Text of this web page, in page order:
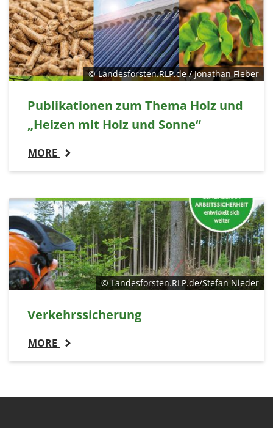
© Landesforsten.RLP.de / Jonathan Fieber
Publikationen zum Thema Holz und
„Heizen mit Holz und Sonne“
MORE
© Landesforsten.RLP.de/Stefan Nieder
Verkehrssicherung
MORE